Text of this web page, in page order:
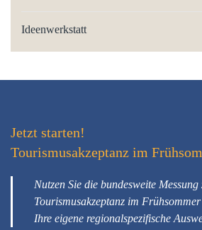
Ideenwerkstatt
Jetzt starten!
Tourismusakzeptanz im
Nutzen Sie die bundesweite Messung
Tourismusakzeptanz im
Ihre eigene regionalspezifische